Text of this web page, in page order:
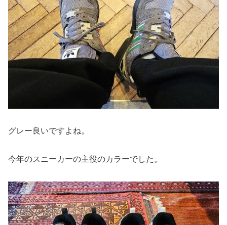
グレー良いですよね。
今年のスニーカーの主役のカラーでした。